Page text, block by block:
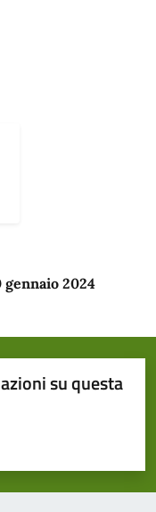
2024
su questa